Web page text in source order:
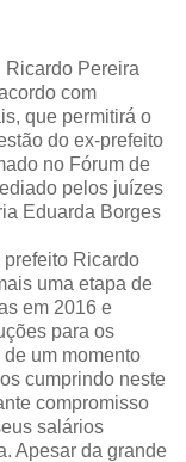
Ricardo Pereira
com
que permitirá o
do ex-prefeito
no Fórum de
pelos juízes
Eduarda Borges
prefeito Ricardo
uma etapa de
em 2016 e
para os
um momento
cumprindo neste
compromisso
salários
Apesar da grande